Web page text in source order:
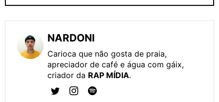
NARDONI
Carioca que não gosta de praia,
apreciador de café e água com gáix,
criador da RAP MÍDIA.